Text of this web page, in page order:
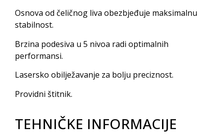
Osnova od čeličnog liva obezbjeđuje maksimalnu
stabilnost.
Brzina podesiva u 5 nivoa radi optimalnih
performansi.
Lasersko obilježavanje za bolju preciznost.
Providni štitnik.
TEHNIČKE INFORMACIJE